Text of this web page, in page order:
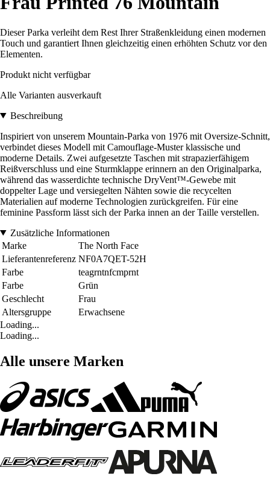
Dieser Parka verleiht dem Rest Ihrer Straßenkleidung einen modernen
Touch und garantiert Ihnen gleichzeitig einen erhöhten Schutz vor den
Elementen.
Produkt nicht verfügbar
Alle Varianten ausverkauft
Beschreibung
Inspiriert von unserem Mountain-Parka von 1976 mit Oversize-Schnitt,
verbindet dieses Modell mit Camouflage-Muster klassische und
moderne Details. Zwei aufgesetzte Taschen mit strapazierfähigem
Reißverschluss und eine Sturmklappe erinnern an den Originalparka,
während das wasserdichte technische DryVent™-Gewebe mit
doppelter Lage und versiegelten Nähten sowie die recycelten
Materialien auf moderne Technologien zurückgreifen. Für eine
feminine Passform lässt sich der Parka innen an der Taille verstellen.
Zusätzliche Informationen
Marke
The North Face
Lieferantenreferenz NF0A7QET-52H
Farbe
teagrntnfcmprnt
Farbe
Grün
Geschlecht
Frau
Altersgruppe
Erwachsene
Loading...
Loading...
Alle unsere Marken